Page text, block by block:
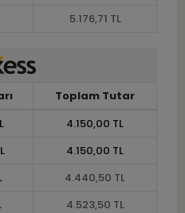
5.176,71 TL
Toplam Tutar
4.150,00 TL
4.150,00 TL
4.440,50 TL
4.523,50 TL